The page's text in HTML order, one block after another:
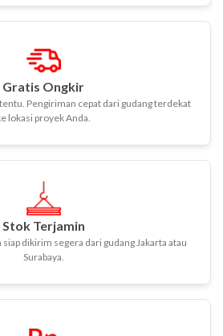
Gratis Ongkir
Pengiriman cepat dari gudang terdekat
lokasi proyek Anda.
Stok Terjamin
dikirim segera dari gudang Jakarta atau
Surabaya.